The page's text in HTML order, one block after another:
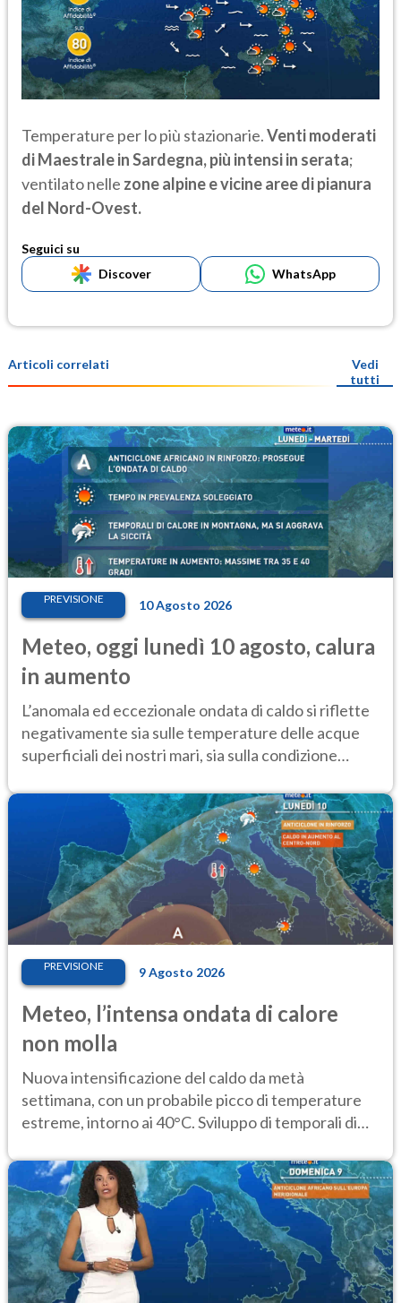
Temperature per lo più stazionarie.Venti moderati
di Maestrale in Sardegna, più intensi in serata;
ventilato nelle zone alpine e vicine aree di pianura
del Nord-Ovest.
Seguici su
Discover
WhatsApp
Articoli correlati
Vedi
tutti
PREVISIONE 10 Agosto 2026
Meteo, oggi lunedì 10 agosto, calura
in aumento
L’anomala ed eccezionale ondata di caldo si riflette
negativamente sia sulle temperature delle acque
superficiali dei nostri mari, sia sulla condizione
PREVISIONE 9 Agosto 2026
Meteo, l’intensa ondata di calore
non molla
Nuova intensificazione del caldo da metà
settimana, con un probabile picco di temperature
estreme, intorno ai 40°C. Sviluppo di temporali di